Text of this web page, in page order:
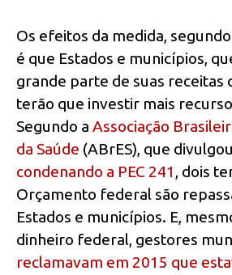
Os efeitos da medida,
é que Estados e municípios,
grande parte de suas receitas
terão que investir mais
Segundo a Associação
da Saúde (ABrES), que
condenando a PEC 241 , dois
Orçamento federal são
Estados e municípios. E,
dinheiro federal, gestores
reclamavam em 2015 que